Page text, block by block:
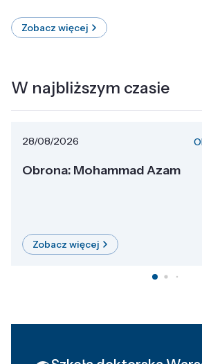
Zobacz więcej
W najbliższym czasie
28/08/2026
Obrona: Mohammad Azam
Zobacz więcej